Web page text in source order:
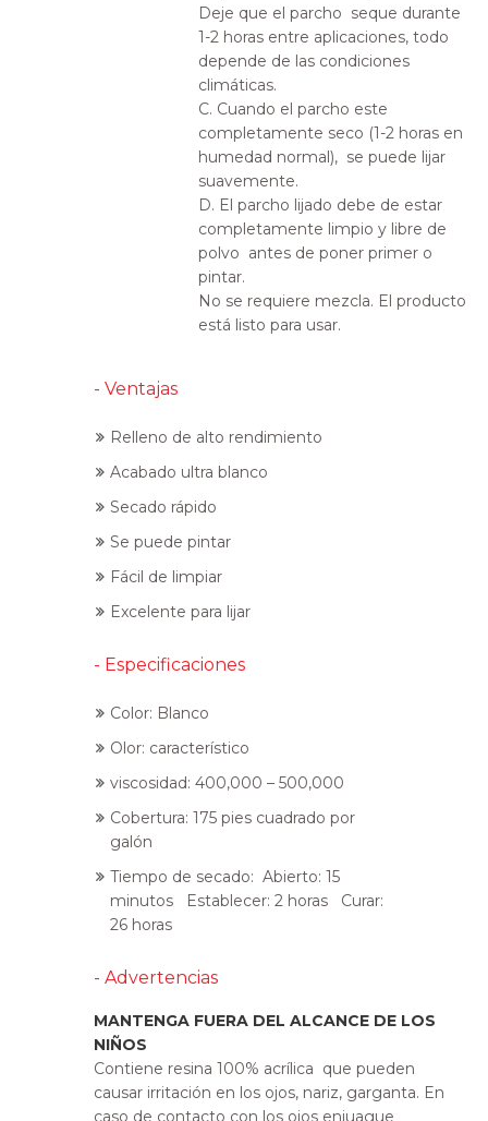
Deje que el parcho seque durante
1-2 horas entre aplicaciones, todo
depende de las condiciones
climáticas.
C. Cuando el parcho este
completamente seco (1-2 horas en
humedad normal), se puede lijar
suavemente.
D. El parcho lijado debe de estar
completamente limpio y libre de
polvo antes de poner primer o
pintar.
No se requiere mezcla. El producto
está listo para usar.
- Ventajas
Relleno de alto rendimiento
Acabado ultra blanco
Secado rápido
Se puede pintar
Fácil de limpiar
Excelente para lijar
- Especificaciones
Color: Blanco
Olor: característico
viscosidad: 400,000 – 500,000
Cobertura: 175 pies cuadrado por
galón
Tiempo de secado: Abierto: 15
minutos Establecer: 2 horas Curar:
26 horas
- Advertencias
MANTENGA FUERA DEL ALCANCE DE LOS
NIÑOS
Contiene resina 100% acrílica que pueden
causar irritación en los ojos, nariz, garganta. En
caso de contacto con los ojos enjuague